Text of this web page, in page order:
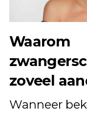
Waarom
zoveel
Wanneer